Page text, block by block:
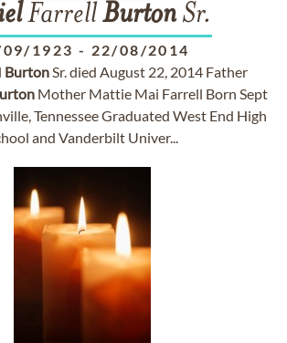
FarrellBurton Sr.
1923 - 22/08/2014
BurtonSr. died August 22, 2014 Father
Mother Mattie Mai Farrell Born Sept
Tennessee Graduated West End High
and Vanderbilt Univer...